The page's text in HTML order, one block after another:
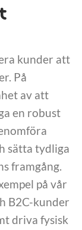
kunder att
På
av att
en robust
sätta tydliga
framgång.
på vår
B2C-kunder
driva fysisk